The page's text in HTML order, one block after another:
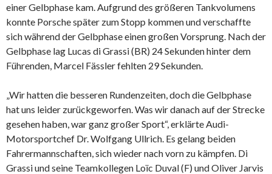
einer Gelbphase kam. Aufgrund des größeren Tankvolumens
konnte Porsche später zum Stopp kommen und verschaffte
sich während der Gelbphase einen großen Vorsprung. Nach der
Gelbphase lag Lucas di Grassi (BR) 24 Sekunden hinter dem
Führenden, Marcel Fässler fehlten 29 Sekunden.
„Wir hatten die besseren Rundenzeiten, doch die Gelbphase
hat uns leider zurückgeworfen. Was wir danach auf der Strecke
gesehen haben, war ganz großer Sport“, erklärte Audi-
Motorsportchef Dr. Wolfgang Ullrich. Es gelang beiden
Fahrermannschaften, sich wieder nach vorn zu kämpfen. Di
Grassi und seine Teamkollegen Loïc Duval (F) und Oliver Jarvis